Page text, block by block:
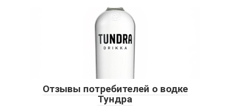
Отзывы потребителей о водке
Тундра